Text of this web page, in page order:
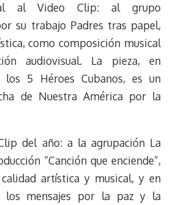
al Video Clip: al grupo
su trabajo Padres tras papel,
como composición musical
audiovisual. La pieza, en
los 5 Héroes Cubanos, es un
de Nuestra América por la
del año: a la agrupación La
“Canción que enciende”,
artística y musical, y en
los mensajes por la paz y la